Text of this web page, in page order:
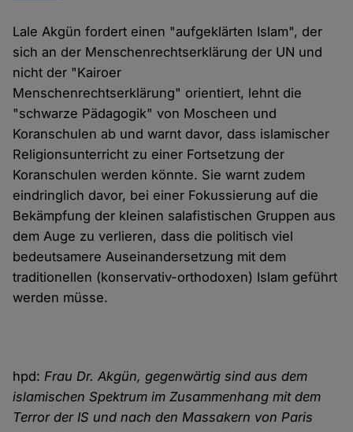
Lale Akgün fordert einen "aufgeklärten Islam", der
sich an der Menschenrechtserklärung der UN und
nicht der "Kairoer
Menschenrechtserklärung" orientiert, lehnt die
"schwarze Pädagogik" von Moscheen und
Koranschulen ab und warnt davor, dass islamischer
Religionsunterricht zu einer Fortsetzung der
Koranschulen werden könnte. Sie warnt zudem
eindringlich davor, bei einer Fokussierung auf die
Bekämpfung der kleinen salafistischen Gruppen aus
dem Auge zu verlieren, dass die politisch viel
bedeutsamere Auseinandersetzung mit dem
traditionellen (konservativ-orthodoxen) Islam geführt
werden müsse.
hpd:Frau Dr. Akgün, gegenwärtig sind aus dem
islamischen Spektrum im Zusammenhang mit dem
Terror der IS und nach den Massakern von Paris